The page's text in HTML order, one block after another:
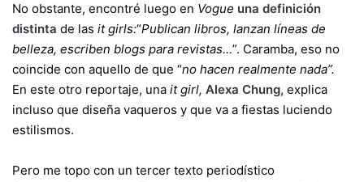
No obstante, encontré luego en Vogue una definición
distinta de las it girls:“Publican libros, lanzan líneas de
belleza, escriben blogs para revistas…”. Caramba, eso no
coincide con aquello de que “no hacen realmente nada”.
En este otro reportaje, una it girl, Alexa Chung, explica
incluso que diseña vaqueros y que va a fiestas luciendo
estilismos.
Pero me topo con un tercer texto periodístico